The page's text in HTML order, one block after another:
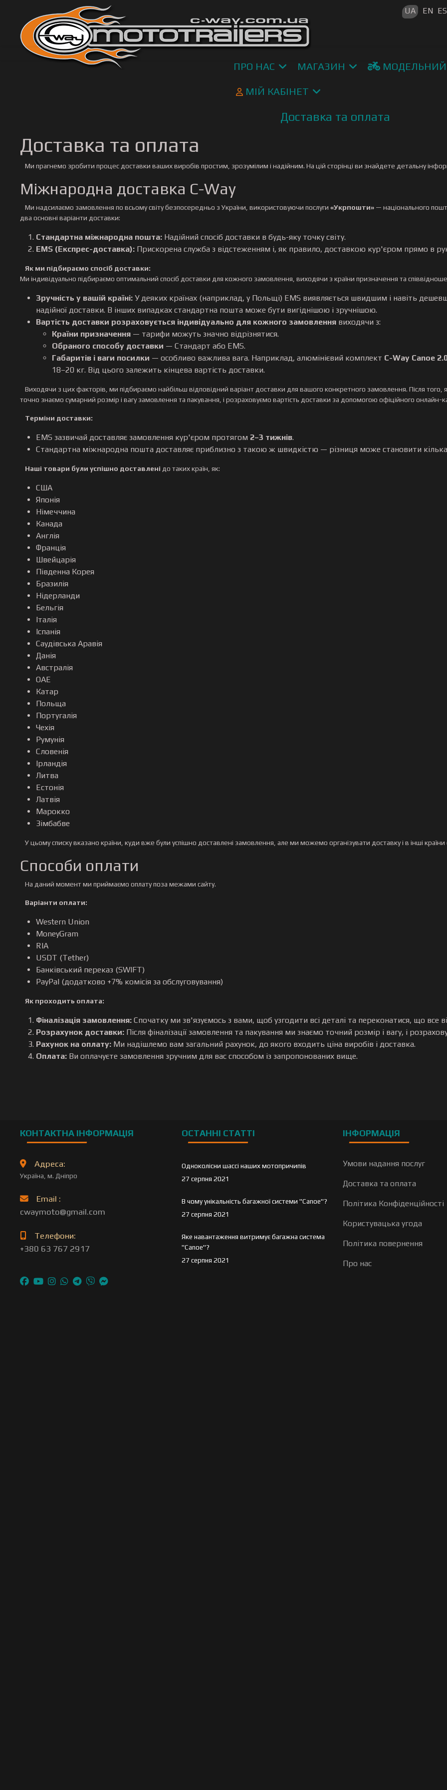
Оберіть
UA EN
ПРО НАС МАГАЗИН МОДЕЛЬНИЙ
МІЙ КАБІНЕТ
Доставка та оплата
Доставка та оплата
Ми прагнемо зробити процес доставки ваших виробів простим, зрозумілим і надійним. На цій сторінці ви знайдете детальну
Міжнародна доставка C-Way
Ми надсилаємо замовлення по всьому світу безпосередньо з України, використовуючи послуги«Укрпошти» — національного
два основні варіанти доставки:
Стандартна міжнародна пошта: Надійний спосіб доставки в будь-яку точку світу.
EMS (Експрес-доставка): Прискорена служба з відстеженням і, як правило, доставкою кур'єром прямо в
Як ми підбираємо спосіб доставки:
Ми індивідуально підбираємо оптимальний спосіб доставки для кожного замовлення, виходячи з країни призначення та
Зручність у вашій країні: У деяких країнах (наприклад, у Польщі) EMS виявляється швидшим і навіть
надійної доставки. В інших випадках стандартна пошта може бути вигіднішою і зручнішою.
Вартість доставки розраховується індивідуально для кожного замовлення виходячи з:
Країни призначення — тарифи можуть значно відрізнятися.
Обраного способу доставки — Стандарт або EMS.
Габаритів і ваги посилки — особливо важлива вага. Наприклад, алюмінієвий комплект C-Way Canoe
18–20 кг. Від цього залежить кінцева вартість доставки.
Виходячи з цих факторів, ми підбираємо найбільш відповідний варіант доставки для вашого конкретного замовлення. Після
точно знаємо сумарний розмір і вагу замовлення та пакування, і розраховуємо вартість доставки за допомогою офіційного онлайн-
Терміни доставки:
EMS зазвичай доставляє замовлення кур'єром протягом 2–3 тижнів.
Стандартна міжнародна пошта доставляє приблизно з такою ж швидкістю — різниця може становити кілька
Наші товари були успішно доставлені до таких країн, як:
США
Японія
Німеччина
Канада
Англія
Франція
Швейцарія
Південна Корея
Бразилія
Нідерланди
Бельгія
Італія
Іспанія
Саудівська Аравія
Данія
Австралія
ОАЕ
Катар
Польща
Португалія
Чехія
Румунія
Словенія
Ірландія
Литва
Естонія
Латвія
Марокко
Зімбабве
У цьому списку вказано країни, куди вже були успішно доставлені замовлення, але ми можемо організувати доставку і в інші країни
Способи оплати
На даний момент ми приймаємо оплату поза межами сайту.
Варіанти оплати:
Western Union
MoneyGram
RIA
USDT (Tether)
Банківський переказ (SWIFT)
PayPal (додатково +7% комісія за обслуговування)
Як проходить оплата:
Фіналізація замовлення: Спочатку ми зв'язуємось з вами, щоб узгодити всі деталі та переконатися, що все
Розрахунок доставки: Після фіналізації замовлення та пакування ми знаємо точний розмір і вагу, і
Рахунок на оплату: Ми надішлемо вам загальний рахунок, до якого входить ціна виробів і доставка.
Оплата: Ви оплачуєте замовлення зручним для вас способом із запропонованих вище.
КОНТАКТНА ІНФОРМАЦІЯ
Адреса:
Україна, м. Дніпро
Email :
cwaymoto@gmail.com
Телефони:
+380 63 767 2917
ОСТАННІ СТАТТІ
Одноколісни шассі наших мотопричипів
27 серпня 2021
В чому унікальність багажної системи "Canoe"?
27 серпня 2021
Яке навантаження витримує багажна система
"Canoe"?
27 серпня 2021
ІНФОРМАЦІЯ
Умови надання послуг
Доставка та оплата
Політика Конфіденційності
Користувацька угода
Політика повернення
Про нас